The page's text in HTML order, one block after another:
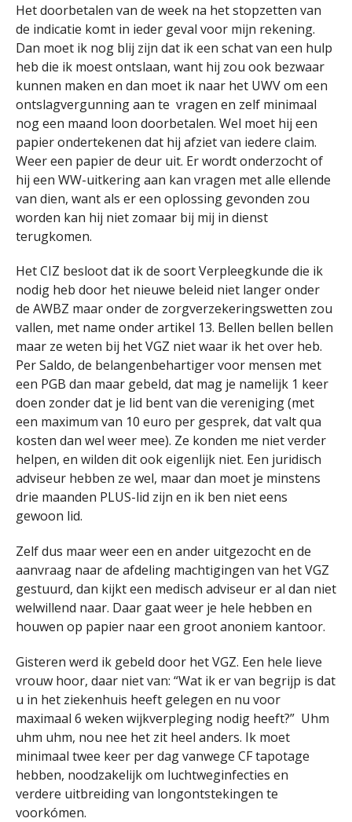
Het doorbetalen van de week na het stopzetten van
de indicatie komt in ieder geval voor mijn rekening.
Dan moet ik nog blij zijn dat ik een schat van een hulp
heb die ik moest ontslaan, want hij zou ook bezwaar
kunnen maken en dan moet ik naar het UWV om een
ontslagvergunning aan te vragen en zelf minimaal
nog een maand loon doorbetalen. Wel moet hij een
papier ondertekenen dat hij afziet van iedere claim.
Weer een papier de deur uit. Er wordt onderzocht of
hij een WW-uitkering aan kan vragen met alle ellende
van dien, want als er een oplossing gevonden zou
worden kan hij niet zomaar bij mij in dienst
terugkomen.
Het CIZ besloot dat ik de soort Verpleegkunde die ik
nodig heb door het nieuwe beleid niet langer onder
de AWBZ maar onder de zorgverzekeringswetten zou
vallen, met name onder artikel 13. Bellen bellen bellen
maar ze weten bij het VGZ niet waar ik het over heb.
Per Saldo, de belangenbehartiger voor mensen met
een PGB dan maar gebeld, dat mag je namelijk 1 keer
doen zonder dat je lid bent van die vereniging (met
een maximum van 10 euro per gesprek, dat valt qua
kosten dan wel weer mee). Ze konden me niet verder
helpen, en wilden dit ook eigenlijk niet. Een juridisch
adviseur hebben ze wel, maar dan moet je minstens
drie maanden PLUS-lid zijn en ik ben niet eens
gewoon lid.
Zelf dus maar weer een en ander uitgezocht en de
aanvraag naar de afdeling machtigingen van het VGZ
gestuurd, dan kijkt een medisch adviseur er al dan niet
welwillend naar. Daar gaat weer je hele hebben en
houwen op papier naar een groot anoniem kantoor.
Gisteren werd ik gebeld door het VGZ. Een hele lieve
vrouw hoor, daar niet van: “Wat ik er van begrijp is dat
u in het ziekenhuis heeft gelegen en nu voor
maximaal 6 weken wijkverpleging nodig heeft?” Uhm
uhm uhm, nou nee het zit heel anders. Ik moet
minimaal twee keer per dag vanwege CF tapotage
hebben, noodzakelijk om luchtweginfecties en
verdere uitbreiding van longontstekingen te
voorkómen.